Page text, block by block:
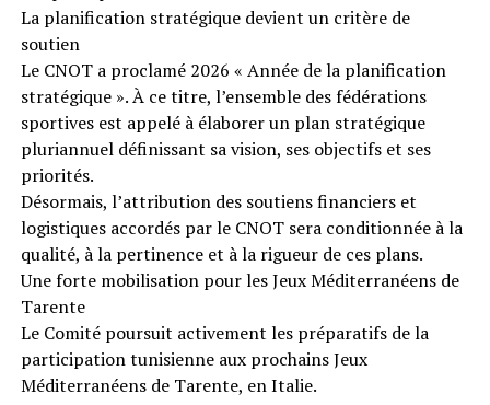
La planification stratégique devient un critère de
soutien
Le CNOT a proclamé 2026 « Année de la planification
stratégique ». À ce titre, l’ensemble des fédérations
sportives est appelé à élaborer un plan stratégique
pluriannuel définissant sa vision, ses objectifs et ses
priorités.
Désormais, l’attribution des soutiens financiers et
logistiques accordés par le CNOT sera conditionnée à la
qualité, à la pertinence et à la rigueur de ces plans.
Une forte mobilisation pour les Jeux Méditerranéens de
Tarente
Le Comité poursuit activement les préparatifs de la
participation tunisienne aux prochains Jeux
Méditerranéens de Tarente, en Italie.